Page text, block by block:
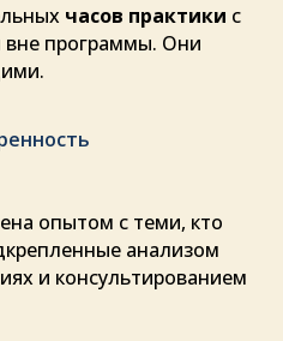
часов практики с
программы. Они
опытом с теми, кто
анализом
и консультированием